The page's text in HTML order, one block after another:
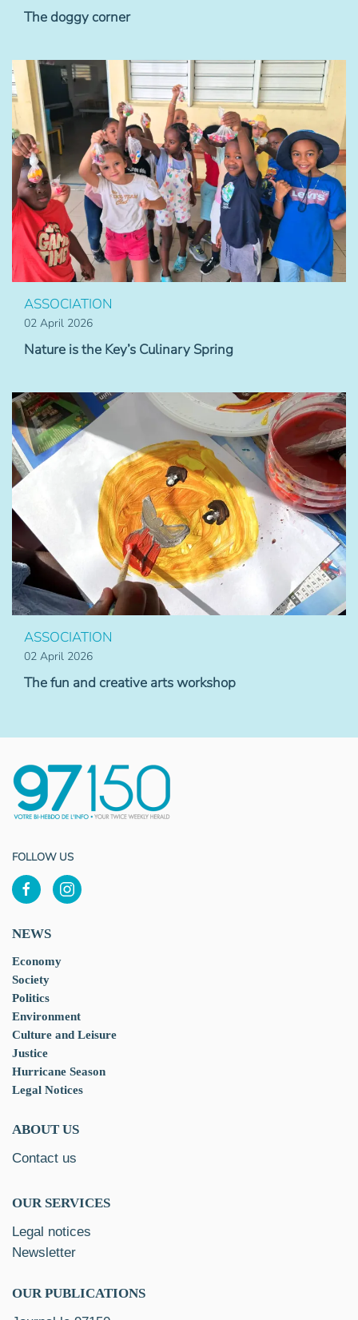
The doggy corner
ASSOCIATION
02 April 2026
Nature is the Key’s Culinary Spring
ASSOCIATION
02 April 2026
The fun and creative arts workshop
FOLLOW US
NEWS
Economy
Society
Politics
Environment
Culture and Leisure
Justice
Hurricane Season
Legal Notices
ABOUT US
Contact us
OUR SERVICES
Legal notices
Newsletter
OUR PUBLICATIONS